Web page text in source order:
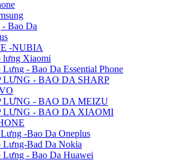
Bao Da
-NUBIA
lưng Xiaomi
Lưng - Bao Da Essential Phone
LƯNG - BAO DA SHARP
LƯNG - BAO DA MEIZU
LƯNG - BAO DA XIAOMI
-Bao Da Oneplus
Lưng-Bad Da Nokia
Lưng - Bao Da Huawei